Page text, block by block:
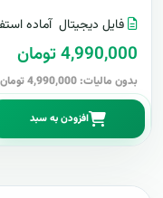
فایل دیجیتال آماده
4,990,000 تومان
بدون مالیات: 4,990,000 تومان
افزودن به سبد